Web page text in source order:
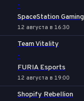
-
SpaceStation Gaming
12 августа в 16:30
Team Vitality
-
FURIA Esports
12 августа в 19:00
Shopify Rebellion